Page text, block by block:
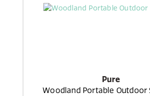
Pure
Woodland Portable Outdoor